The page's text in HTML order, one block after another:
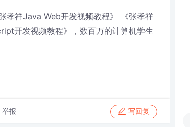
孝祥Java Web开发视频教程》 《张孝祥
开发视频教程》，数百万的计算机学生
举报 写回复